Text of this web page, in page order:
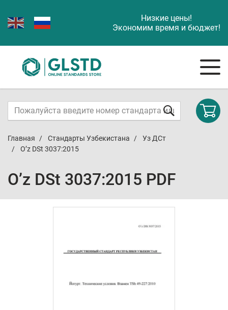
Низкие цены!
Экономим время и бюджет!
Главная Стандарты Узбекистана
Уз ДСт
O’z DSt 3037:2015
O’z DSt 3037:2015 PDF